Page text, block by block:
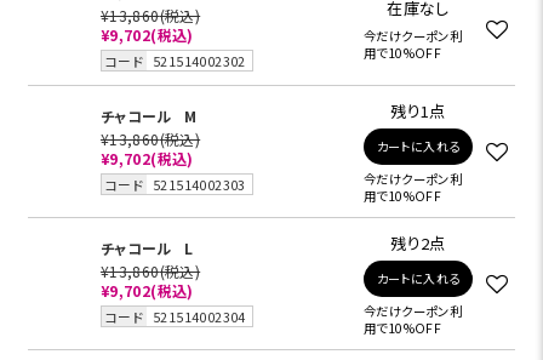
¥13,860(税込)
¥9,702(税込)
コード 521514002302
在庫なし
今だけクーポン利
用で10%OFF
チャコール
M
¥13,860(税込)
¥9,702(税込)
コード 521514002303
残り1点
カートに入れる
今だけクーポン利
用で10%OFF
チャコール
L
¥13,860(税込)
¥9,702(税込)
コード 521514002304
残り2点
カートに入れる
今だけクーポン利
用で10%OFF